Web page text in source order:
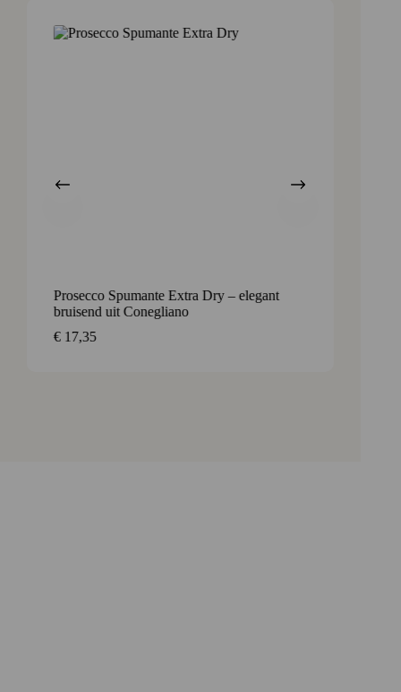
Prosecco Spumante Extra Dry – elegant
bruisend uit Conegliano
€ 17,35